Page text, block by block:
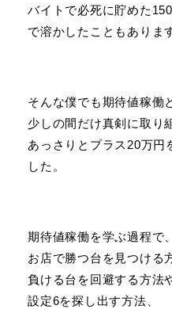
バイトで必死に貯めた
で溶かしたこともありま
そんな僕でも期待値稼働
少しの間だけ真剣に取り
あっさりとプラス20万円
した。
期待値稼働を学ぶ過程で、
お店で勝つ台を見つける
負ける台を回避する方法
設定6を探し出す方法、